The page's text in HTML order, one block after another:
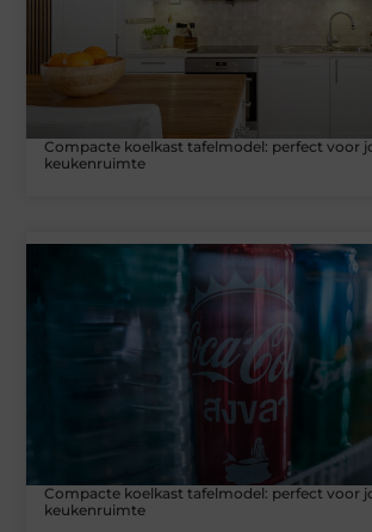
Compacte koelkast tafelmodel: perfect voor
keukenruimte
Compacte koelkast tafelmodel: perfect voor
keukenruimte